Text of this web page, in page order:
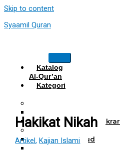
Skip to content
Syaamil Quran
Katalog
Al-Qur’an
Kategori
Al Quran Hafalan Tikrar
Mushaf Tahajud
Hakikat Nikah
Artikel, Kajian Islami